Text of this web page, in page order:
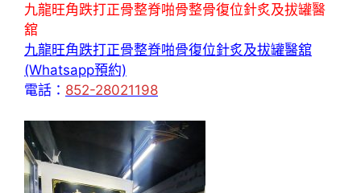
九龍旺角跌打正骨整脊啪骨整骨復位針炙及拔罐醫
舘
九龍旺角跌打正骨整脊啪骨復位針炙及拔罐醫舘
(Whatsapp預約)
電話： 852-28021198